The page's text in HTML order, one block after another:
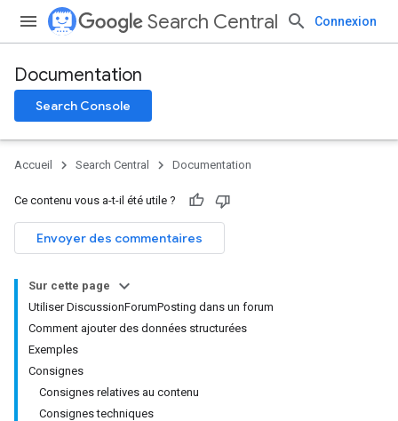
Search Central Connexion
Documentation
Search Console
Accueil Search Central Documentation
Ce contenu vous a-t-il été utile ?
Envoyer des commentaires
Sur cette page
Utiliser DiscussionForumPosting dans un forum
Comment ajouter des données structurées
Exemples
Consignes
Consignes relatives au contenu
Consignes techniques